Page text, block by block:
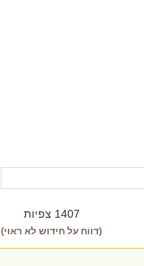
1407 צפיות
(דווח על חידוש לא ראוי)